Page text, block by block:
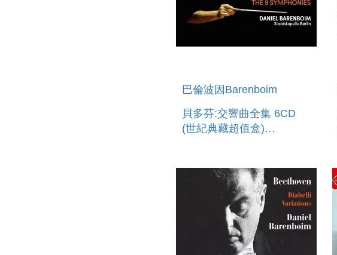
巴倫波因Barenboim
貝多芬:交響曲全集 6CD
(世紀典藏超值盒)